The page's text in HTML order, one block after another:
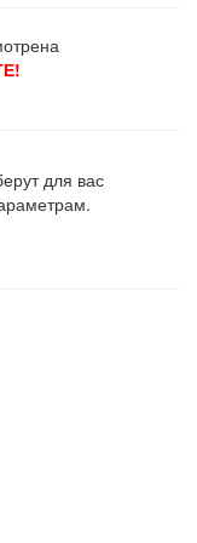
для вас